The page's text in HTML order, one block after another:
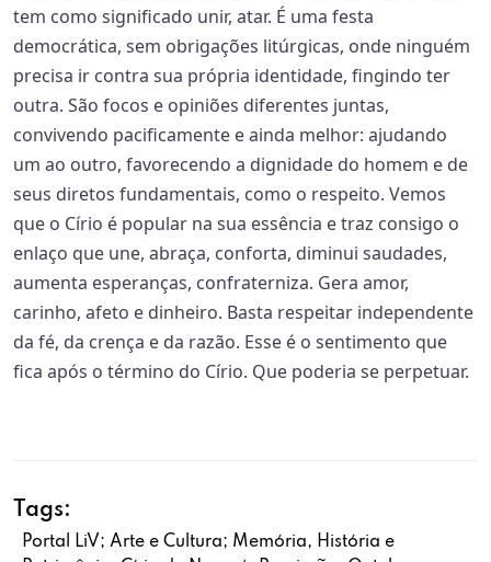
tem como significado unir, atar. É uma festa
democrática, sem obrigações litúrgicas, onde ninguém
precisa ir contra sua própria identidade, fingindo ter
outra. São focos e opiniões diferentes juntas,
convivendo pacificamente e ainda melhor: ajudando
um ao outro, favorecendo a dignidade do homem e de
seus diretos fundamentais, como o respeito. Vemos
que o Círio é popular na sua essência e traz consigo o
enlaço que une, abraça, conforta, diminui saudades,
aumenta esperanças, confraterniza. Gera amor,
carinho, afeto e dinheiro. Basta respeitar independente
da fé, da crença e da razão. Esse é o sentimento que
fica após o término do Círio. Que poderia se perpetuar.
Tags:
Portal LiV; Arte e Cultura; Memória, História e